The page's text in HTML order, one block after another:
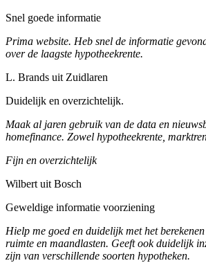
Snel goede informatie
Prima website. Heb snel de informatie
over de laagste hypotheekrente.
L. Brands uit Zuidlaren
Duidelijk en overzichtelijk.
Maak al jaren gebruik van de data en
homefinance. Zowel hypotheekrente,
Fijn en overzichtelijk
Wilbert uit Bosch
Geweldige informatie voorziening
Hielp me goed en duidelijk met het
ruimte en maandlasten. Geeft ook duidelijk
zijn van verschillende soorten hypotheken.